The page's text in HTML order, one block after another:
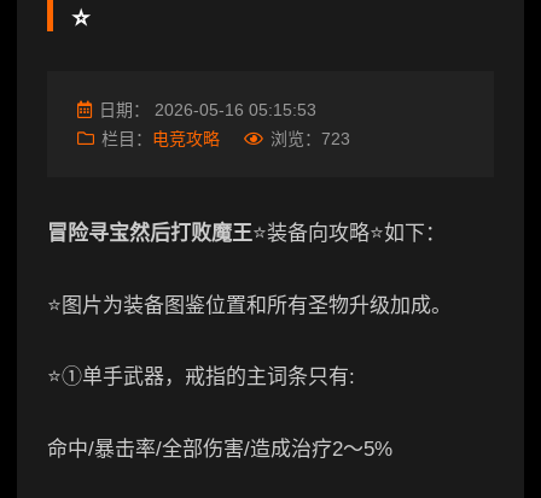
⭐
日期： 2026-05-16 05:15:53
栏目： 电竞攻略 浏览： 723
冒险寻宝然后打败魔王⭐装备向攻略⭐如下：
⭐图片为装备图鉴位置和所有圣物升级加成。
⭐①单手武器，戒指的主词条只有:
命中/暴击率/全部伤害/造成治疗2～5%